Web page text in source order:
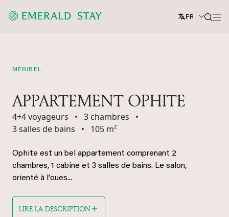
FR
MÉRIBEL
APPARTEMENT OPHITE
4+4 voyageurs • 3 chambres
•
3 salles de bains
• 105 m²
Ophite est un bel appartement comprenant 2
chambres, 1 cabine et 3 salles de bains. Le salon,
orienté à l'oues...
LIRE LA DESCRIPTION